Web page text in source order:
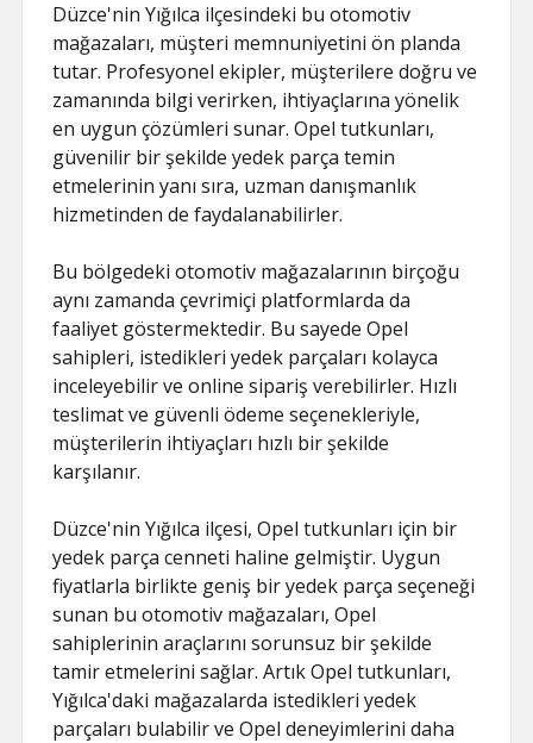
Düzce'nin Yığılca ilçesindeki bu otomotiv
mağazaları, müşteri memnuniyetini ön planda
tutar. Profesyonel ekipler, müşterilere doğru ve
zamanında bilgi verirken, ihtiyaçlarına yönelik
en uygun çözümleri sunar. Opel tutkunları,
güvenilir bir şekilde yedek parça temin
etmelerinin yanı sıra, uzman danışmanlık
hizmetinden de faydalanabilirler.
Bu bölgedeki otomotiv mağazalarının birçoğu
aynı zamanda çevrimiçi platformlarda da
faaliyet göstermektedir. Bu sayede Opel
sahipleri, istedikleri yedek parçaları kolayca
inceleyebilir ve online sipariş verebilirler. Hızlı
teslimat ve güvenli ödeme seçenekleriyle,
müşterilerin ihtiyaçları hızlı bir şekilde
karşılanır.
Düzce'nin Yığılca ilçesi, Opel tutkunları için bir
yedek parça cenneti haline gelmiştir. Uygun
fiyatlarla birlikte geniş bir yedek parça seçeneği
sunan bu otomotiv mağazaları, Opel
sahiplerinin araçlarını sorunsuz bir şekilde
tamir etmelerini sağlar. Artık Opel tutkunları,
Yığılca'daki mağazalarda istedikleri yedek
parçaları bulabilir ve Opel deneyimlerini daha